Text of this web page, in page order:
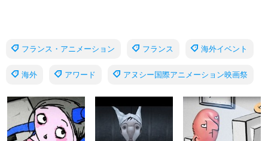
フランス・アニメーション フランス 海外イベント
海外 アワード アヌシー国際アニメーション映画祭